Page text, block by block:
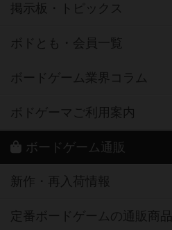
掲示板・トピックス
ボドとも・会員一覧
ボードゲーム業界コラム
ボドゲーマご利用案内
ボードゲーム通販
新作・再入荷情報
定番ボードゲームの通販商品